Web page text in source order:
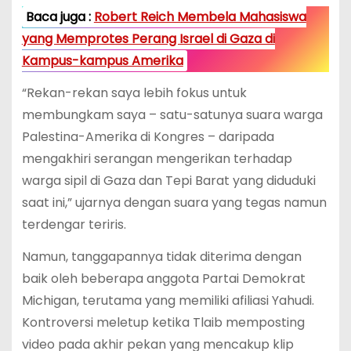
Baca juga : Robert Reich Membela Mahasiswa
yang Memprotes Perang Israel di Gaza di
Kampus-kampus Amerika
“Rekan-rekan saya lebih fokus untuk
membungkam saya – satu-satunya suara warga
Palestina-Amerika di Kongres – daripada
mengakhiri serangan mengerikan terhadap
warga sipil di Gaza dan Tepi Barat yang diduduki
saat ini,” ujarnya dengan suara yang tegas namun
terdengar teriris.
Namun, tanggapannya tidak diterima dengan
baik oleh beberapa anggota Partai Demokrat
Michigan, terutama yang memiliki afiliasi Yahudi.
Kontroversi meletup ketika Tlaib memposting
video pada akhir pekan yang mencakup klip